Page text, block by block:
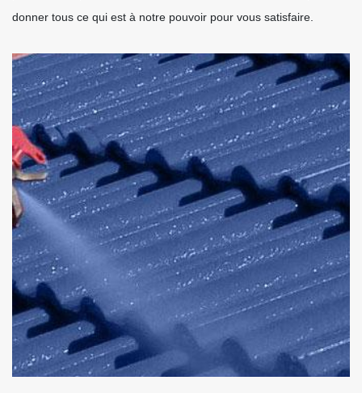
donner tous ce qui est à notre pouvoir pour vous satisfaire.